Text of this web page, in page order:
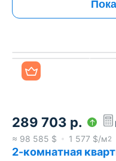
289 703 р.
≈ 98 585 $ 1 577 $/м2
2-комнатная